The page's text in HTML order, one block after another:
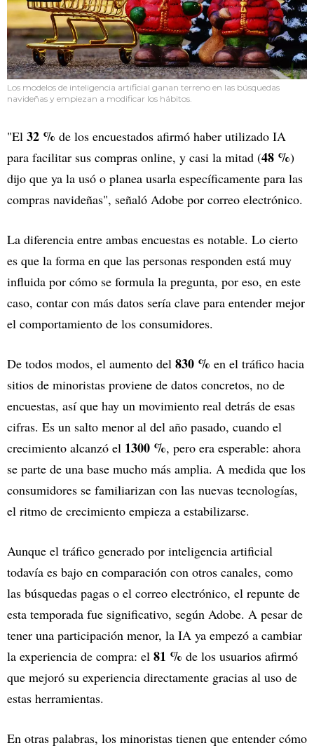
Los modelos de inteligencia artificial ganan terreno en las búsquedas
navideñas y empiezan a modificar los hábitos.
"El 32 % de los encuestados afirmó haber utilizado IA
para facilitar sus compras online, y casi la mitad (48 %)
dijo que ya la usó o planea usarla específicamente para las
compras navideñas", señaló Adobe por correo electrónico.
La diferencia entre ambas encuestas es notable. Lo cierto
es que la forma en que las personas responden está muy
influida por cómo se formula la pregunta, por eso, en este
caso, contar con más datos sería clave para entender mejor
el comportamiento de los consumidores.
De todos modos, el aumento del 830 % en el tráfico hacia
sitios de minoristas proviene de datos concretos, no de
encuestas, así que hay un movimiento real detrás de esas
cifras. Es un salto menor al del año pasado, cuando el
crecimiento alcanzó el 1300 %, pero era esperable: ahora
se parte de una base mucho más amplia. A medida que los
consumidores se familiarizan con las nuevas tecnologías,
el ritmo de crecimiento empieza a estabilizarse.
Aunque el tráfico generado por inteligencia artificial
todavía es bajo en comparación con otros canales, como
las búsquedas pagas o el correo electrónico, el repunte de
esta temporada fue significativo, según Adobe. A pesar de
tener una participación menor, la IA ya empezó a cambiar
la experiencia de compra: el 81 % de los usuarios afirmó
que mejoró su experiencia directamente gracias al uso de
estas herramientas.
En otras palabras, los minoristas tienen que entender cómo